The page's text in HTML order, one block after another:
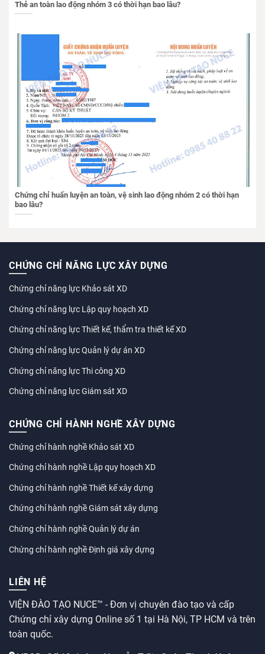
Thẻ an toàn lao động nhóm 3 có thời hạn bao lâu?
Chứng chỉ huấn luyện an toàn, vệ sinh lao động nhóm 2 có thời hạn
bao lâu?
CHỨNG CHỈ NĂNG LỰC XÂY DỰNG
Chứng chỉ năng lực Khảo sát XD
Chứng chỉ năng lực Lập quy hoạch XD
Chứng chỉ năng lực Thiết kế, thẩm tra thiết kế XD
Chứng chỉ năng lực Quản lý dự án XD
Chứng chỉ năng lực Thi công XD
Chứng chỉ năng lực Giám sát XD
CHỨNG CHỈ HÀNH NGHỀ XÂY DỰNG
Chứng chỉ hành nghề Khảo sát XD
Chứng chỉ hành nghề Lập quy hoạch XD
Chứng chỉ hành nghề Thiết kế xây dựng
Chứng chỉ hành nghề Giám sát xây dựng
Chứng chỉ hành nghề Quản lý dự án
Chứng chỉ hành nghề Định giá xây dựng
LIÊN HỆ
VIỆN ĐÀO TẠO NUCE™ - Đơn vị chuyên đào tạo và cấp
Chứng chỉ xây dựng Online số 1 tại Hà Nội, TP HCM và trên
toàn quốc.